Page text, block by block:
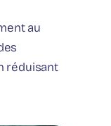
au
réduisant